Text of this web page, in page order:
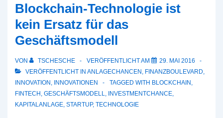
Blockchain-Technologie ist
kein Ersatz für das
Geschäftsmodell
VON TSCHESCHE VERÖFFENTLICHT AM
29. MAI 2016
VERÖFFENTLICHT IN ANLAGECHANCEN, FINANZBOULEVARD,
INNOVATION, INNOVATIONEN TAGGED WITH BLOCKCHAIN,
FINTECH, GESCHÄFTSMODELL, INVESTMENTCHANCE,
KAPITALANLAGE, STARTUP, TECHNOLOGIE